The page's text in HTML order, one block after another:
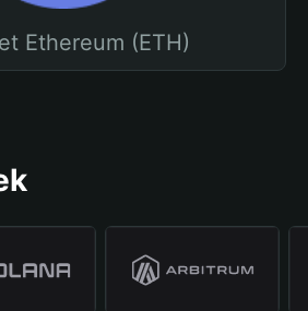
Ethereum (ETH)